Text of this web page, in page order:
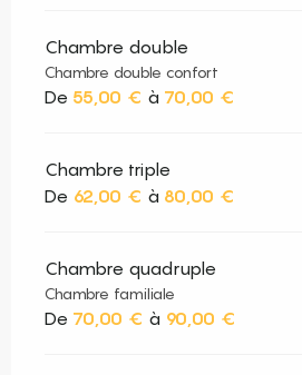
Chambre double
Chambre double confort
De 55,00 € à 70,00 €
Chambre triple
De 62,00 € à 80,00 €
Chambre quadruple
Chambre familiale
De 70,00 € à 90,00 €